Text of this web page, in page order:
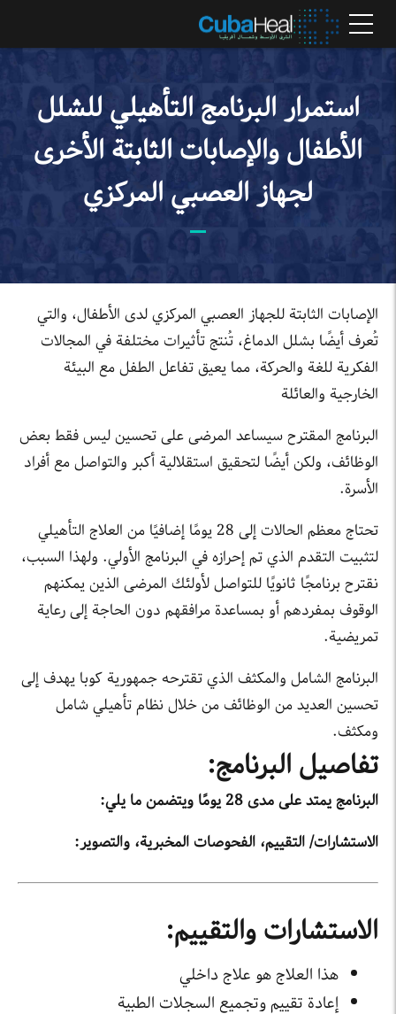
استمرار البرنامج التأهيلي للشلل
الأطفال والإصابات الثابتة الأخرى
لجهاز العصبي المركزي
الإصابات الثابتة للجهاز العصبي المركزي لدى الأطفال، والتي
تُعرف أيضًا بشلل الدماغ، تُنتج تأثيرات مختلفة في المجالات
الفكرية للغة والحركة، مما يعيق تفاعل الطفل مع البيئة
الخارجية والعائلة
البرنامج المقترح سيساعد المرضى على تحسين ليس فقط بعض
الوظائف، ولكن أيضًا لتحقيق استقلالية أكبر والتواصل مع أفراد
الأسرة.
تحتاج معظم الحالات إلى 28 يومًا إضافيًا من العلاج التأهيلي
لتثبيت التقدم الذي تم إحرازه في البرنامج الأولي. ولهذا السبب،
نقترح برنامجًا ثانويًا للتواصل لأولئك المرضى الذين يمكنهم
الوقوف بمفردهم أو بمساعدة مرافقهم دون الحاجة إلى رعاية
تمريضية.
البرنامج الشامل والمكثف الذي تقترحه جمهورية كوبا يهدف إلى
تحسين العديد من الوظائف من خلال نظام تأهيلي شامل
ومكثف.
تفاصيل البرنامج:
البرنامج يمتد على مدى 28 يومًا ويتضمن ما يلي:
الاستشارات/ التقييم، الفحوصات المخبرية، والتصوير:
الاستشارات والتقييم:
هذا العلاج هو علاج داخلي
إعادة تقييم وتجميع السجلات الطبية